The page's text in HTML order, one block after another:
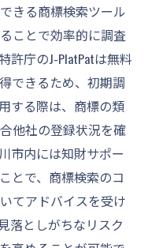
きる商標検索ツール
ことで効率的に調査
許庁のJ-PlatPatは無料
できるため、初期調
する際は、商標の類
他社の登録状況を確
市内には知財サポー
とで、商標検索のコ
てアドバイスを受け
落としがちなリスク